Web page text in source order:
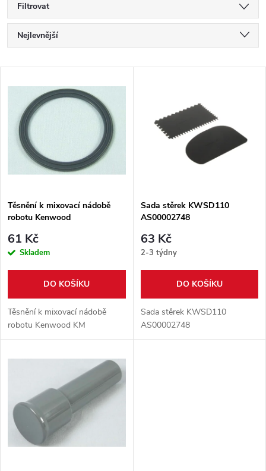
Filtrovat
Ř
a
z
e
n
p
r
o
d
u
k
ů
Nejlevnější
Abecedně
V
ý
p
i
s
p
r
d
u
t
ů
Těsnění k mixovací nádobě
robotu Kenwood
61 Kč
Skladem
DO KOŠÍKU
Těsnění k mixovací nádobě
robotu Kenwood KM
Sada stěrek KWSD110
AS00002748
63 Kč
2-3 týdny
DO KOŠÍKU
Sada stěrek KWSD110
AS00002748